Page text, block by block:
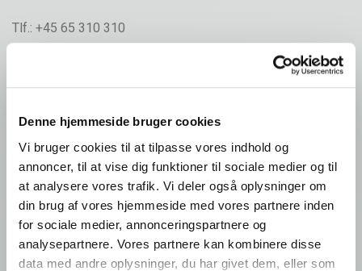
Denne hjemmeside bruger cookies
Vi bruger cookies til at tilpasse vores indhold og
annoncer, til at vise dig funktioner til sociale medier og til
at analysere vores trafik. Vi deler også oplysninger om
din brug af vores hjemmeside med vores partnere inden
for sociale medier, annonceringspartnere og
analysepartnere. Vores partnere kan kombinere disse
data med andre oplysninger, du har givet dem, eller som
Tlf.: +45 65 310 310
Quick links
Kontakt foodservice
Foodservice: Produkter
Detail: Opskrifter
Kontakt os